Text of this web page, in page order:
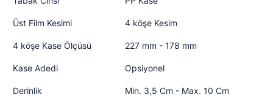
Üst Film Kesimi 4 köşe Kesim
4 köşe Kase Ölçüsü 227 mm - 178 mm
Kase Adedi Opsiyonel
Derinlik Min. 3,5 Cm - Max. 10 Cm